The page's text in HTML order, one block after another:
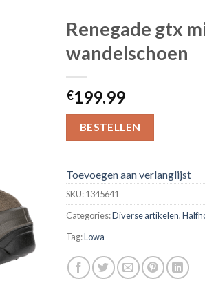
Renegade gtx
wandelschoen
€199.99
BESTELLEN
Toevoegen aan verlanglijst
SKU:1345641
Categories:Diverse artikelen,
Tag:Lowa